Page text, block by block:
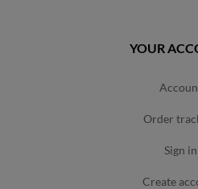
YOUR
order
sign in
create